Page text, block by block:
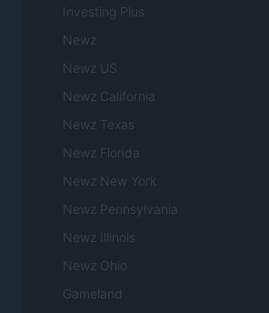
Investing Plus
Newz
Newz US
Newz California
Newz Texas
Newz Florida
Newz New York
Newz Pennsylvania
Newz Illinois
Newz Ohio
Gameland